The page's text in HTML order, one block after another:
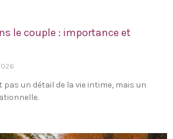
le couple : importance et
pas un détail de la vie intime, mais un